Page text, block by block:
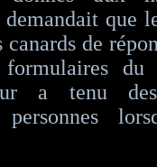
que
canards de
du
a tenu des